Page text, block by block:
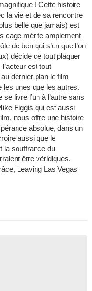
! Cette histoire
la vie et de sa rencontre
belle que jamais) est
cage mérite amplement
de ben qui s’en que l’on
décide de tout plaquer
est tout
dernier plan le film
les unes que les autres,
livre l’un à l’autre sans
Figgis qui est aussi
nous offre une histoire
absolue, dans un
aussi que le
la souffrance du
être véridiques.
Leaving Las Vegas